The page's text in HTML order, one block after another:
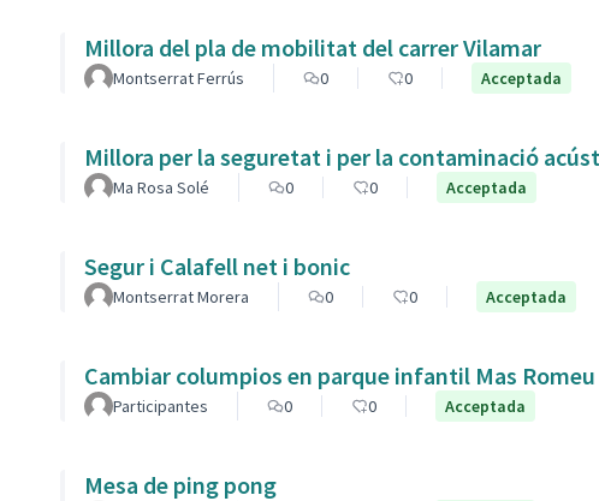
Millora del pla de mobilitat del carrer Vilamar
Montserrat Ferrús 0 0 Acceptada
Millora per la seguretat i per la contaminació
Ma Rosa Solé 0 0 Acceptada
Segur i Calafell net i bonic
Montserrat Morera 0 0 Acceptada
Cambiar columpios en parque infantil Mas Romeu
Participantes 0 0 Acceptada
Mesa de ping pong